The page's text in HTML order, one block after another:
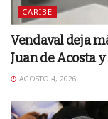
CARIBE
Vendaval deja
Juan de Acosta
AGOSTO 4, 2026